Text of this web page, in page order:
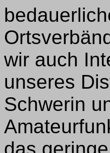
wir auch
unseres
Schwerin